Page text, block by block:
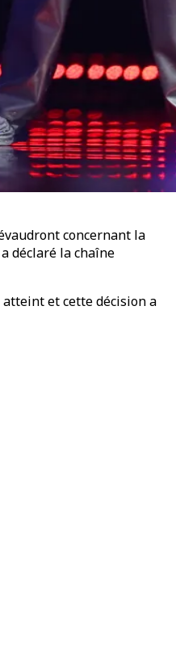
concernant la
déclaré la chaîne
et cette décision a